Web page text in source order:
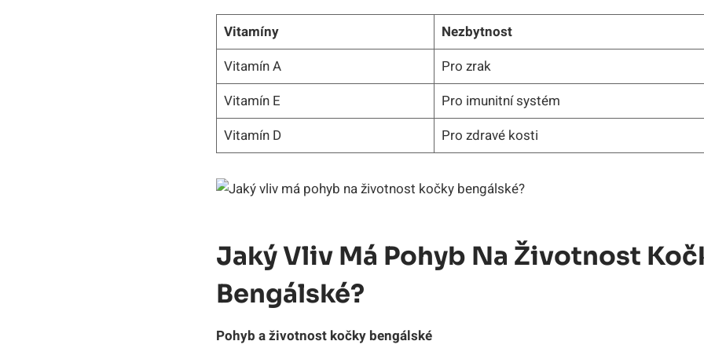
Vitamíny
Nezbytnost
Vitamín A
Pro zrak
Vitamín E
Pro imunitní systém
Vitamín D
Pro zdravé‍ kosti
Jaký Vliv Má Pohyb Na Životnost
Bengálské?
Pohyb a životnost kočky bengálské